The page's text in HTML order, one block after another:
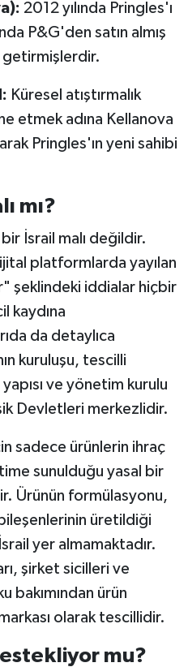
2012 yılında Pringles'ı
P&G'den satın almış
getirmişlerdir.
Küresel atıştırmalık
etmek adına Kellanova
Pringles'ın yeni sahibi
mı?
İsrail malı değildir.
platformlarda yayılan
şeklindeki iddialar hiçbir
kaydına
da detaylıca
kuruluşu, tescilli
ve yönetim kurulu
Devletleri merkezlidir.
sadece ürünlerin ihraç
sunulduğu yasal bir
Ürünün formülasyonu,
üretildiği
yer almamaktadır.
şirket sicilleri ve
bakımından ürün
olarak tescillidir.
mu?